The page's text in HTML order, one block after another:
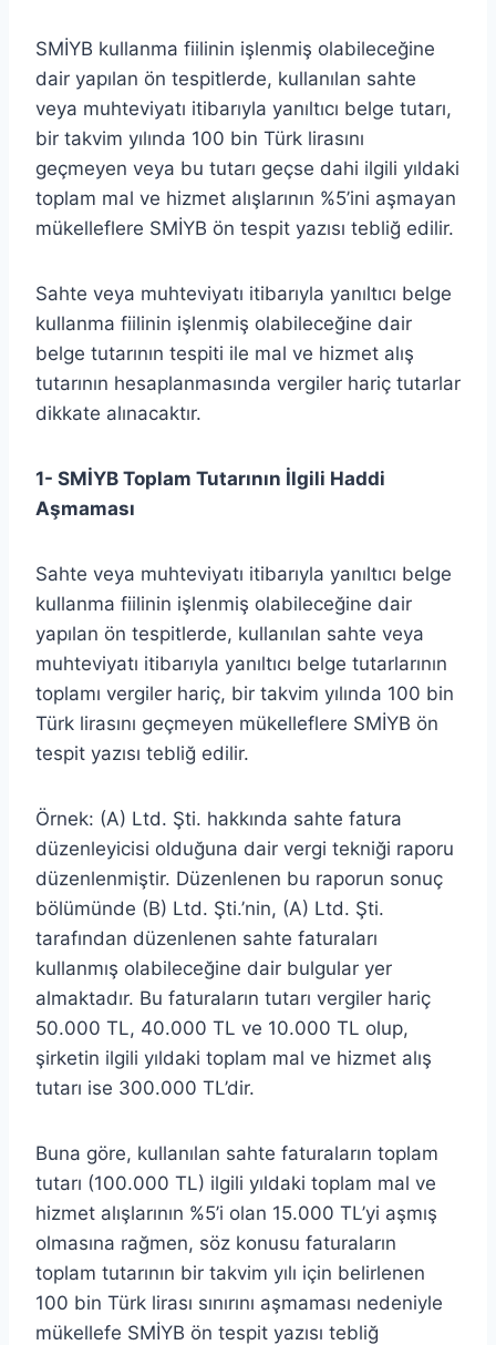
SMİYB kullanma fiilinin işlenmiş olabileceğine
dair yapılan ön tespitlerde, kullanılan sahte
veya muhteviyatı itibarıyla yanıltıcı belge tutarı,
bir takvim yılında 100 bin Türk lirasını
geçmeyen veya bu tutarı geçse dahi ilgili yıldaki
toplam mal ve hizmet alışlarının %5’ini aşmayan
mükelleflere SMİYB ön tespit yazısı tebliğ edilir.
Sahte veya muhteviyatı itibarıyla yanıltıcı belge
kullanma fiilinin işlenmiş olabileceğine dair
belge tutarının tespiti ile mal ve hizmet alış
tutarının hesaplanmasında vergiler hariç tutarlar
dikkate alınacaktır.
1- SMİYB Toplam Tutarının İlgili Haddi
Aşmaması
Sahte veya muhteviyatı itibarıyla yanıltıcı belge
kullanma fiilinin işlenmiş olabileceğine dair
yapılan ön tespitlerde, kullanılan sahte veya
muhteviyatı itibarıyla yanıltıcı belge tutarlarının
toplamı vergiler hariç, bir takvim yılında 100 bin
Türk lirasını geçmeyen mükelleflere SMİYB ön
tespit yazısı tebliğ edilir.
Örnek: (A) Ltd. Şti. hakkında sahte fatura
düzenleyicisi olduğuna dair vergi tekniği raporu
düzenlenmiştir. Düzenlenen bu raporun sonuç
bölümünde (B) Ltd. Şti.’nin, (A) Ltd. Şti.
tarafından düzenlenen sahte faturaları
kullanmış olabileceğine dair bulgular yer
almaktadır. Bu faturaların tutarı vergiler hariç
50.000 TL, 40.000 TL ve 10.000 TL olup,
şirketin ilgili yıldaki toplam mal ve hizmet alış
tutarı ise 300.000 TL’dir.
Buna göre, kullanılan sahte faturaların toplam
tutarı (100.000 TL) ilgili yıldaki toplam mal ve
hizmet alışlarının %5’i olan 15.000 TL’yi aşmış
olmasına rağmen, söz konusu faturaların
toplam tutarının bir takvim yılı için belirlenen
100 bin Türk lirası sınırını aşmaması nedeniyle
mükellefe SMİYB ön tespit yazısı tebliğ